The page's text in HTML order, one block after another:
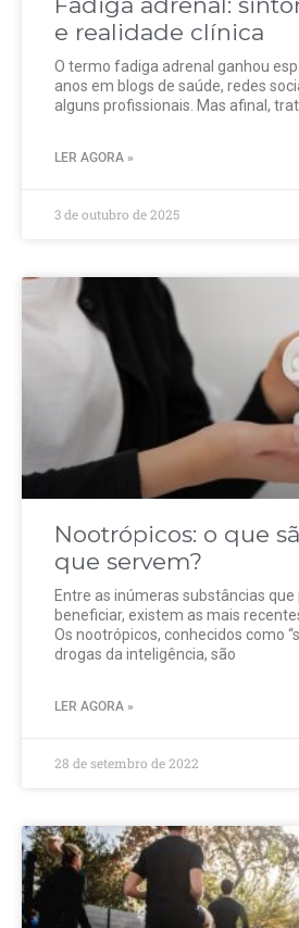
e realidade clínica
O termo fadiga adrenal ganhou
anos em blogs de saúde, redes
alguns profissionais. Mas afinal,
LER AGORA »
3 de outubro de 2025
Nootrópicos: o que
que servem?
Entre as inúmeras substâncias que
beneficiar, existem as mais
Os nootrópicos, conhecidos como
drogas da inteligência, são
LER AGORA »
28 de setembro de 2022